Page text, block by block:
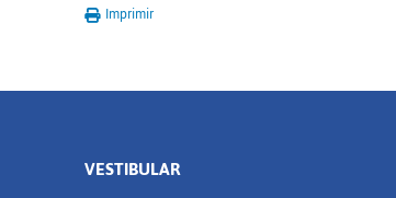
Imprimir
VESTIBULAR